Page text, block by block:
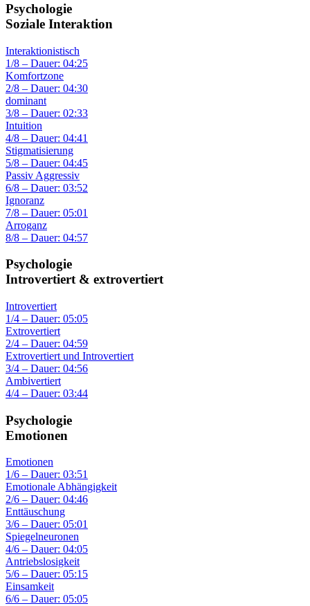
Psychologie
Soziale Interaktion
Interaktionistisch
1/8 – Dauer: 04:25
Komfortzone
2/8 – Dauer: 04:30
dominant
3/8 – Dauer: 02:33
Intuition
4/8 – Dauer: 04:41
Stigmatisierung
5/8 – Dauer: 04:45
Passiv Aggressiv
6/8 – Dauer: 03:52
Ignoranz
7/8 – Dauer: 05:01
Arroganz
8/8 – Dauer: 04:57
Psychologie
Introvertiert & extrovertiert
Introvertiert
1/4 – Dauer: 05:05
Extrovertiert
2/4 – Dauer: 04:59
Extrovertiert und Introvertiert
3/4 – Dauer: 04:56
Ambivertiert
4/4 – Dauer: 03:44
Psychologie
Emotionen
Emotionen
1/6 – Dauer: 03:51
Emotionale Abhängigkeit
2/6 – Dauer: 04:46
Enttäuschung
3/6 – Dauer: 05:01
Spiegelneuronen
4/6 – Dauer: 04:05
Antriebslosigkeit
5/6 – Dauer: 05:15
Einsamkeit
6/6 – Dauer: 05:05